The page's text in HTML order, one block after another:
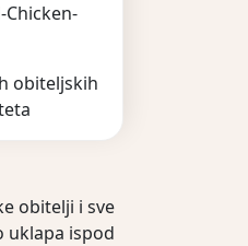
obiteljskih
obitelji i sve
uklapa ispod